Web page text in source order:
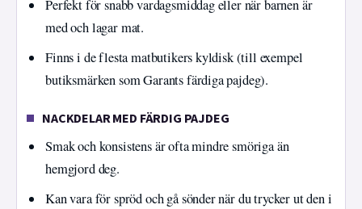
Perfekt för snabb vardagsmiddag eller när barnen är
med och lagar mat.
Finns i de flesta matbutikers kyldisk (till exempel
butiksmärken som Garants färdiga pajdeg).
NACKDELAR MED FÄRDIG PAJDEG
Smak och konsistens är ofta mindre smöriga än
hemgjord deg.
Kan vara för spröd och gå sönder när du trycker ut den i